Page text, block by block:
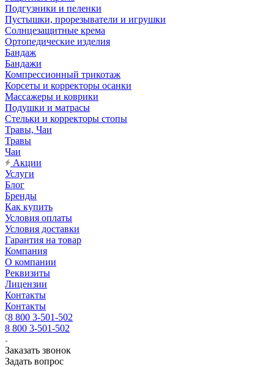
Подгузники и пеленки
Пустышки, прорезыватели и игрушки
Солнцезащитные крема
Ортопедические изделия
Бандаж
Бандажи
Компрессионный трикотаж
Корсеты и корректоры осанки
Массажеры и коврики
Подушки и матрасы
Стельки и корректоры стопы
Травы, Чаи
Травы
Чаи
Акции
Услуги
Блог
Бренды
Как купить
Условия оплаты
Условия доставки
Гарантия на товар
Компания
О компании
Реквизиты
Лицензии
Контакты
Контакты
8 800 3-501-502
8 800 3-501-502
Заказать звонок
Задать вопрос